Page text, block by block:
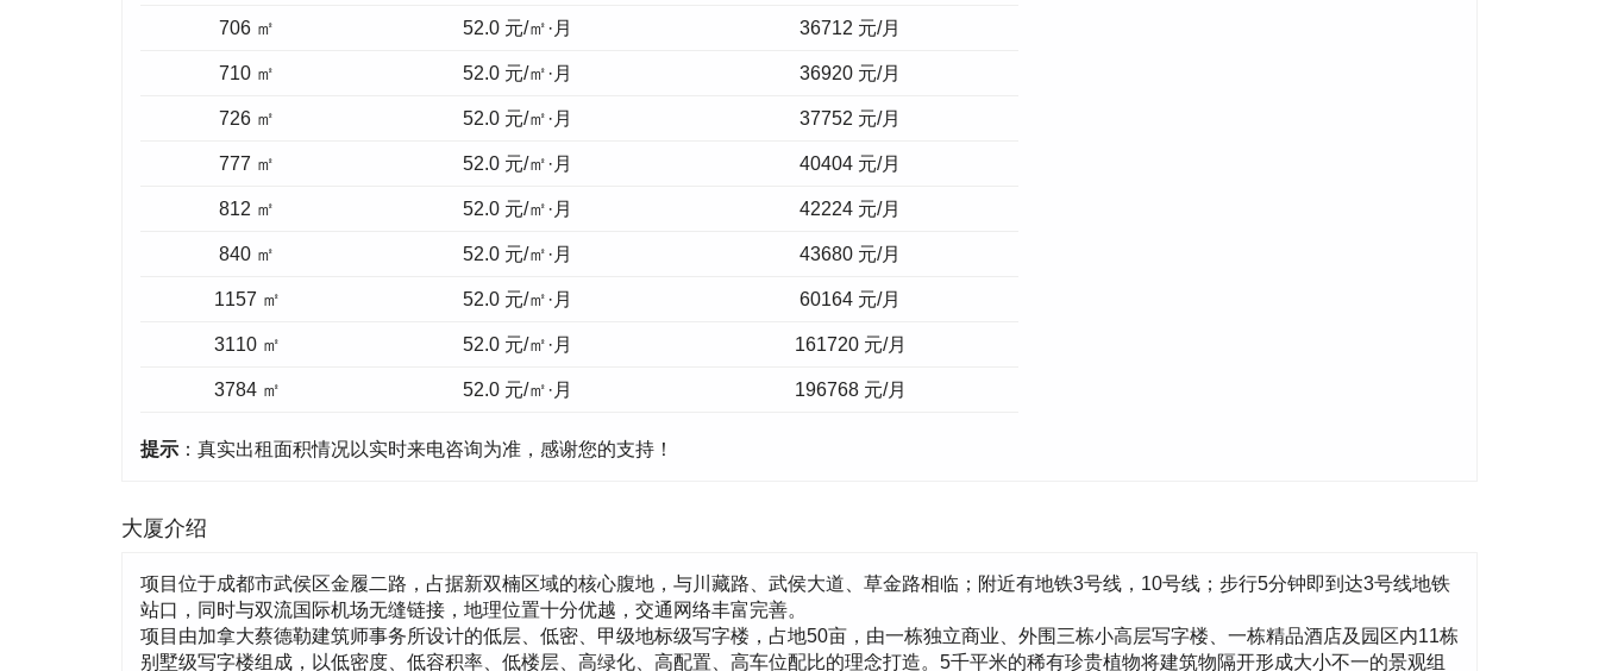
706 ㎡ 52.0 元/㎡·月 36712 元/月
710 ㎡ 52.0 元/㎡·月 36920 元/月
726 ㎡ 52.0 元/㎡·月 37752 元/月
777 ㎡ 52.0 元/㎡·月 40404 元/月
812 ㎡ 52.0 元/㎡·月 42224 元/月
840 ㎡ 52.0 元/㎡·月 43680 元/月
1157 ㎡ 52.0 元/㎡·月 60164 元/月
3110 ㎡ 52.0 元/㎡·月 161720元/月
3784 ㎡ 52.0 元/㎡·月 196768元/月
提示 ：真实出租面积情况以实时来电咨询为准，感谢您的支持！
大厦介绍
项目位于成都市武侯区金履二路，占据新双楠区域的核心腹地，与川藏路、武侯大道、草金路相临；附近有地铁3号线，10号线；步行5分钟即到达3号线地铁
站口，同时与双流国际机场无缝链接，地理位置十分优越，交通网络丰富完善。
项目由加拿大蔡德勒建筑师事务所设计的低层、低密、甲级地标级写字楼，占地50亩，由一栋独立商业、外围三栋小高层写字楼、一栋精品酒店及园区内11栋
别墅级写字楼组成，以低密度、低容积率、低楼层、高绿化、高配置、高车位配比的理念打造。5千平米的稀有珍贵植物将建筑物隔开形成大小不一的景观组